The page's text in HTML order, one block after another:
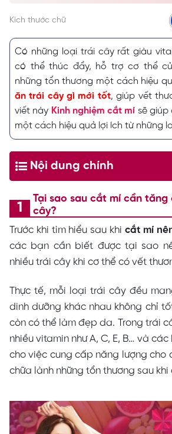
Trưởng Khoa Thẩm Mỹ tại Seoul
giữ vị trí quan trọng tại Khoa
Kích thước chữ
Có những loại trái cây rất giàu
có thể thúc đẩy, hỗ trợ cơ thể
những tổn thương một cách hiệu
ăn trái cây gì mới tốt, giúp vết
viết này Kinh nghiệm cắt mí sẽ giúp
một cách hiệu quả lợi ích từ những
Nội dung chính
Tại sao sau cắt mí cần
cây?
Trước khi tìm hiểu sau khi cắt mí
các bạn cần biết được tại sao
nhiều trái cây khi cơ thể có vết
Thực tế, mỗi loại trái cây đều
dinh dưỡng khác nhau không chỉ
còn có thể làm đẹp da. Trong trái
nhiều vitamin như A, C, E, B… và
cho việc cung cấp năng lượng cho
chữa lành những tổn thương sau